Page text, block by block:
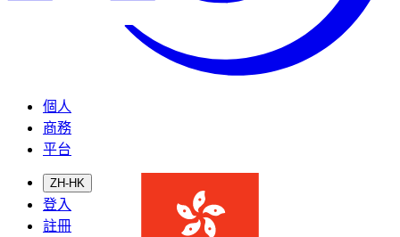
個人
商務
平台
ZH-HK
登入
註冊